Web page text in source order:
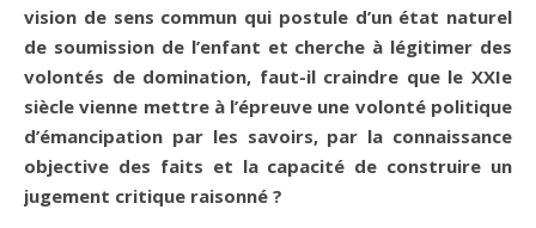
vision de sens commun qui postule d’un état naturel
de soumission de l’enfant et cherche à légitimer des
volontés de domination, faut-il craindre que le XXIe
siècle vienne mettre à l’épreuve une volonté politique
d’émancipation par les savoirs, par la connaissance
objective des faits et la capacité de construire un
jugement critique raisonné ?